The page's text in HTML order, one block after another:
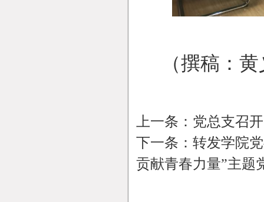
（撰稿：
上一条： 党总支召
下一条： 转发学院
贡献青春力量”主题